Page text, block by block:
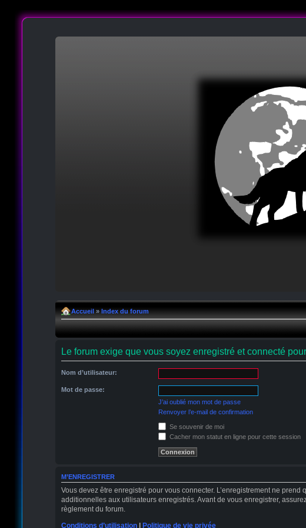
Accueil» Index du forum
Le forum exige que vous soyez enregistré et connecté
Nom d’utilisateur:
Mot de passe:
J’ai oublié mon mot de passe
Renvoyer l’e-mail de confirmation
Se souvenir de moi
Cacher mon statut en ligne pour cette session
M’ENREGISTRER
Vous devez être enregistré pour vous connecter. L’enregistrement ne
additionnelles aux utilisateurs enregistrés. Avant de vous enregistrer,
règlement du forum.
Conditions d’utilisation| Politique de vie privée